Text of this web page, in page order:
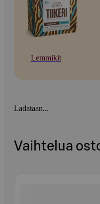
Lemmikit
Ladataan...
Vaihtelua